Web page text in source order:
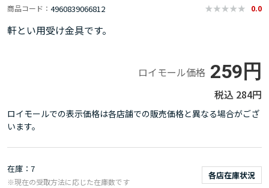
商品コード 4960839066812 0.0
軒とい用受け金具です。
ロイモール価格 259円
284円
ロイモールでの表示価格は各店舗での販売価格と異なる場合がござ
います。
在庫 7
各店在庫状況
※現在の受取方法に応じた在庫数です